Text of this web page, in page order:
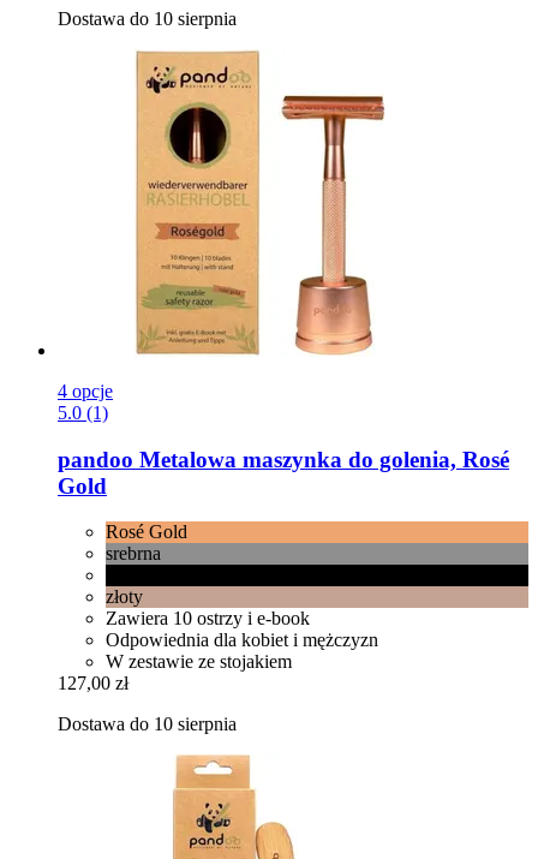
Dostawa do 10 sierpnia
4 opcje
5.0 (1)
pandoo Metalowa maszynka do golenia, Rosé
Gold
Rosé Gold
srebrna
złoty
Zawiera 10 ostrzy i e-book
Odpowiednia dla kobiet i mężczyzn
W zestawie ze stojakiem
127,00 zł
Dostawa do 10 sierpnia